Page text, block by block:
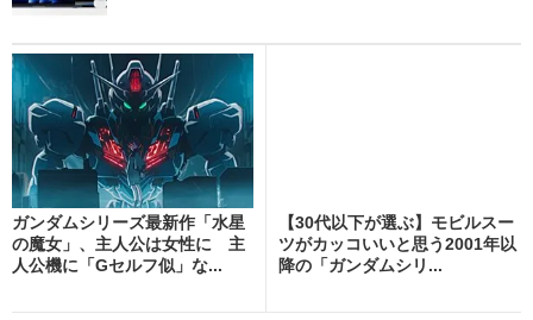
ガンダムシリーズ最新作「水星
の魔女」、主人公は女性に 主
人公機に「Gセルフ似」な...
【30代以下が選ぶ】モビルスー
ツがカッコいいと思う2001年以
降の「ガンダムシリ...